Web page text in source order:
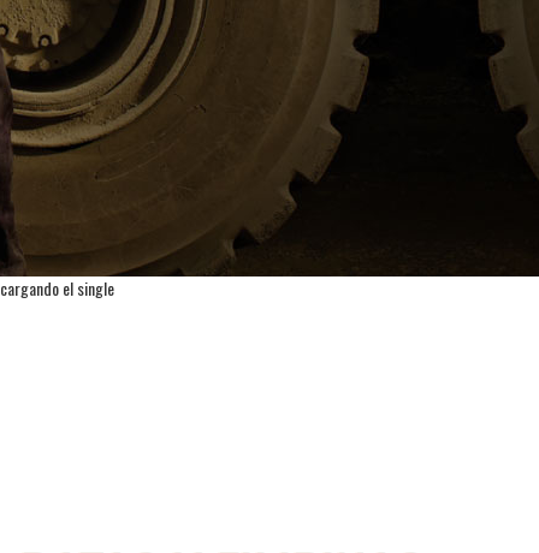
cargando el single